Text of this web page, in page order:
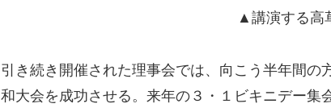
▲講演する高
引き続き開催された理事会では、向こう半年間
和大会を成功させる。来年の３・１ビキニデー